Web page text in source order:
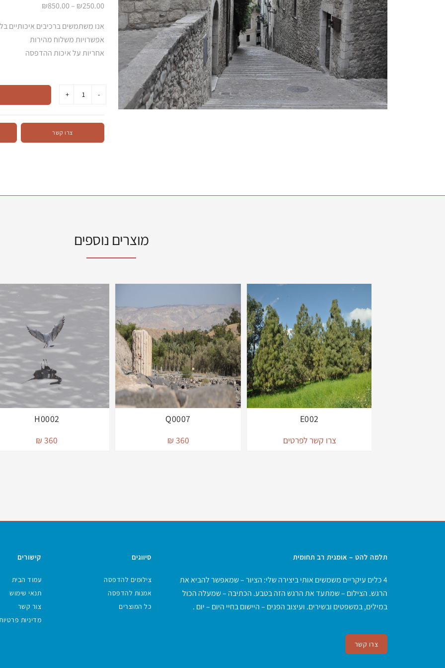
₪250.00 – ₪850.00
אנו משתמשים ברכיבים איכותיים
אפשרויות משלוח מהירות
אחריות על איכות ההדפסה
צרו קשר
מוצרים נוספים
E002
צרו קשר לפרטים
Q0007
360 ₪
H0002
360 ₪
תלמה להט – אומנית רב תחומית
4 כלים עיקריים משמשים אותי ביצירה שלי: הציור – שמאפשר להביא את
הרגש. הצילום – שמתעד את הרגש הזה בטבע. הכתיבה – שמעלה הכול
במילים, במשפטים ובשירים. ועיצוב הפנים – היישום בחיי היום – יום .
צרו קשר
סיווגים
צילומים להדפסה
אמנות להדפסה
כל המוצרים
קישורים
עמוד הבית
תנאי שימוש
צור קשר
מדיניות